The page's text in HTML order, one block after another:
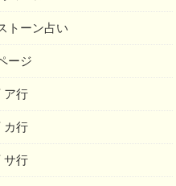
トーン占い
ージ
ア行
カ行
サ行